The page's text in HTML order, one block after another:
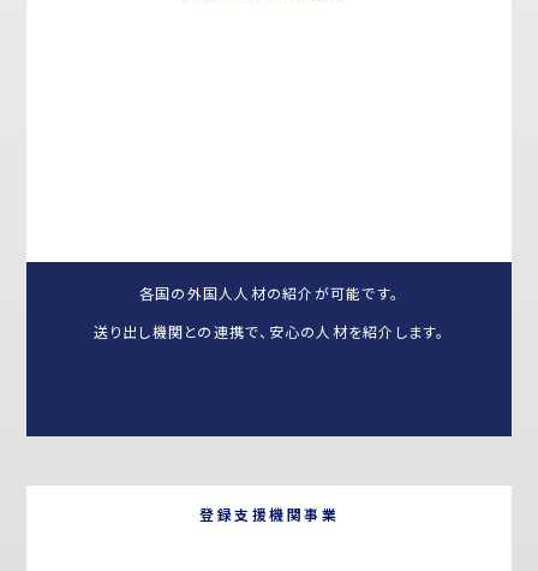
各国の外国人人材の紹介が可能です。
送り出し機関との連携で、安心の人材を紹介します。
登録支援機関事業